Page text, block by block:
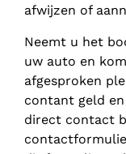
afwijzen of
Neemt u het
uw auto en
afgesproken
contant geld
direct contact